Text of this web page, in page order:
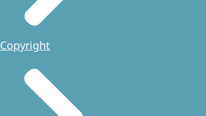
Copyright